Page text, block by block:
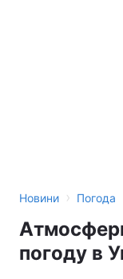
Новини › Погода
погоду в